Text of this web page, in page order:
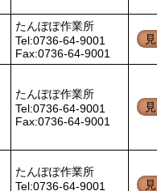
たんぽぽ作業所
Tel:0736-64-9001
Fax:0736-64-9001
たんぽぽ作業所
Tel:0736-64-9001
Fax:0736-64-9001
たんぽぽ作業所
Tel:0736-64-9001